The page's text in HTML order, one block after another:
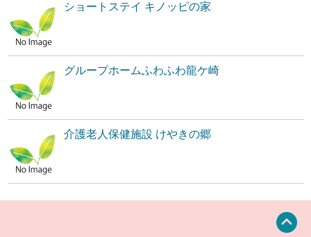
ショートステイ キノッピの家
グループホームふわふわ龍ケ崎
介護老人保健施設 けやきの郷